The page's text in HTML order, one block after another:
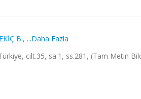
B., ...Daha Fazla
cilt.35, sa.1, ss.281, (Tam Metin